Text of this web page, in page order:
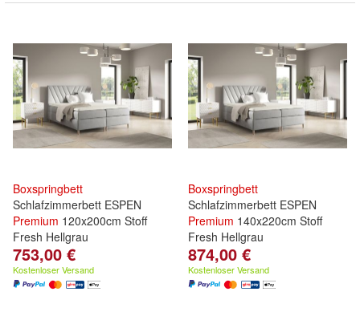
Boxspringbett
Schlafzimmerbett ESPEN
Premium 120x200cm Stoff
Fresh Hellgrau
753,00 €
Kostenloser Versand
Boxspringbett
Schlafzimmerbett ESPEN
Premium 140x220cm Stoff
Fresh Hellgrau
874,00 €
Kostenloser Versand